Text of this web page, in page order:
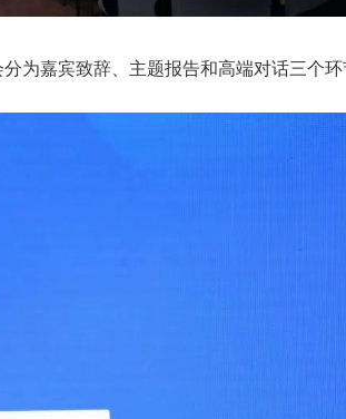
为嘉宾致辞、主题报告和高端对话三个